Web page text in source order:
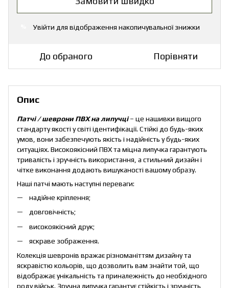
Увійти для відображення накопичувальної знижки
До обраного Порівняти
Опис
Патчі / шеврони ПВХ на липучці– це нашивки вищого
стандарту якості у світі ідентифікації. Стійкі до будь-яких
умов, вони забезпечують якість і надійність у будь-яких
ситуаціях. Високоякісний ПВХ та міцна липучка гарантують
тривалість і зручність використання, а стильний дизайн і
чітке виконання додають вишуканості вашому образу.
Наші патчі мають наступні переваги:
надійне кріплення;
довговічність;
високоякісний друк;
яскраве зображення.
Колекція шевронів вражає різноманіттям дизайну та
яскравістю кольорів, що дозволить вам знайти той, що
відображає унікальність та приналежність до необхідного
роду військ. Зручна липучка гарантує стійкість і зручність